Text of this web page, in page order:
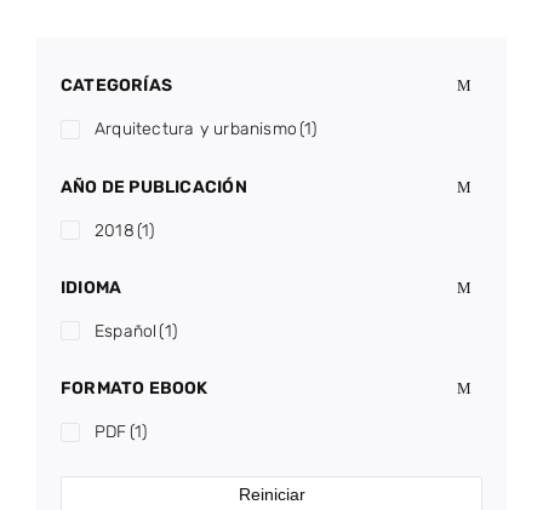
CATEGORÍAS
Arquitectura y urbanismo(1)
AÑO DE PUBLICACIÓN
2018(1)
IDIOMA
Español (1)
FORMATO EBOOK
PDF(1)
Reiniciar